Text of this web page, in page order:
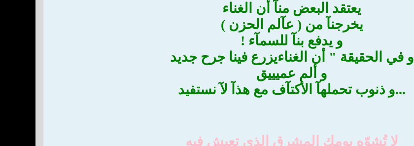
يعتقد البعض منآ أن الغناء
يخرجنآ من ( عآلم الحزن )
و يدفع بنآ للسمآء !
و في الحقيقة " أن الغناءيزرع فينا جرح جديد
و ألم عميييق
...و ذنوب تحملهآ الأكتآف مع هذآ لآ نستفيد
لا تُشوّه يومك المشرق الذي تعيش فيه